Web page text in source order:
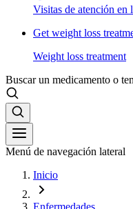
Visitas de atención en
Get weight loss
Weight loss treatment
Buscar un medicamento o
Menú de navegación lateral
Inicio
Enfermedades